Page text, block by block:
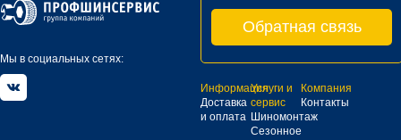
Мы в социальных сетях:
Обратная связь
Информация
Доставка
и оплата
Услуги и
сервис
Шиномонтаж
Сезонное
Компания
Контакты